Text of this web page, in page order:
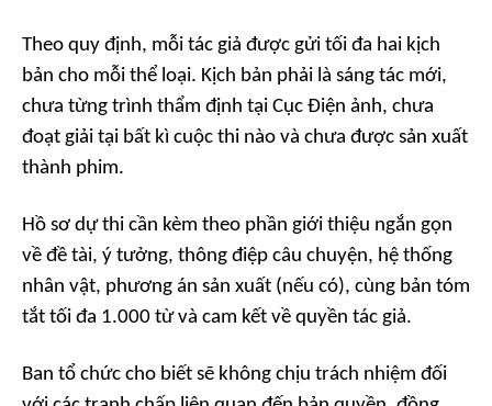
Theo quy định, mỗi tác giả được gửi tối đa hai kịch
bản cho mỗi thể loại. Kịch bản phải là sáng tác mới,
chưa từng trình thẩm định tại Cục Điện ảnh, chưa
đoạt giải tại bất kì cuộc thi nào và chưa được sản xuất
thành phim.
Hồ sơ dự thi cần kèm theo phần giới thiệu ngắn gọn
về đề tài, ý tưởng, thông điệp câu chuyện, hệ thống
nhân vật, phương án sản xuất (nếu có), cùng bản tóm
tắt tối đa 1.000 từ và cam kết về quyền tác giả.
Ban tổ chức cho biết sẽ không chịu trách nhiệm đối